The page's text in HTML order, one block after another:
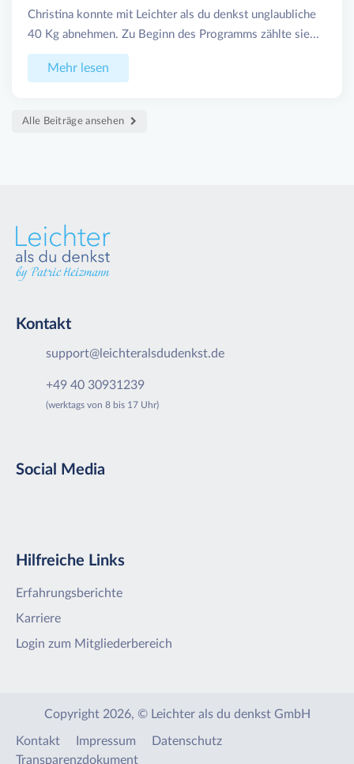
Christina konnte mit Leichter als du denkst unglaubliche
40 Kg abnehmen. Zu Beginn des Programms zählte sie...
Mehr lesen
Alle Beiträge ansehen
Kontakt
support@leichteralsdudenkst.de
+49 40 30931239
(werktags von 8 bis 17 Uhr)
Social Media
Hilfreiche Links
Erfahrungsberichte
Karriere
Login zum Mitgliederbereich
Copyright 2026, © Leichter als du denkst GmbH
Kontakt Impressum
Datenschutz
Transparenzdokument